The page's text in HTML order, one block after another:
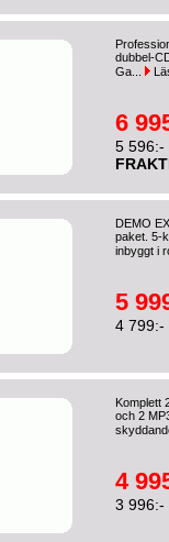
dubbel-
Ga...
6
5 596:-
DEMO
paket. 5-
inbyggt i
5
4 799:-
Komplett
och 2
4
3 996:-